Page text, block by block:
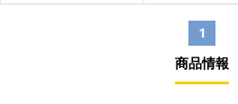
1
商品情報